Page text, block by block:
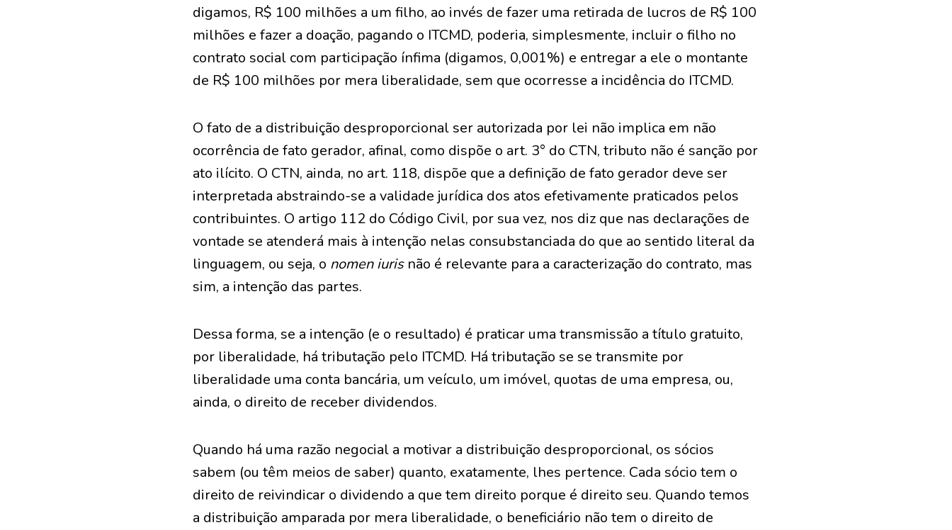
digamos, R$ 100 milhões a um filho, ao invés de fazer uma retirada de lucros de R$ 100
milhões e fazer a doação, pagando o ITCMD, poderia, simplesmente, incluir o filho no
contrato social com participação ínfima (digamos, 0,001%) e entregar a ele o montante
de R$ 100 milhões por mera liberalidade, sem que ocorresse a incidência do ITCMD.
O fato de a distribuição desproporcional ser autorizada por lei não implica em não
ocorrência de fato gerador, afinal, como dispõe o art. 3° do CTN, tributo não é sanção por
ato ilícito. O CTN, ainda, no art. 118, dispõe que a definição de fato gerador deve ser
interpretada abstraindo-se a validade jurídica dos atos efetivamente praticados pelos
contribuintes. O artigo 112 do Código Civil, por sua vez, nos diz que nas declarações de
vontade se atenderá mais à intenção nelas consubstanciada do que ao sentido literal da
linguagem, ou seja, o nomen iurisnão é relevante para a caracterização do contrato, mas
sim, a intenção das partes.
Dessa forma, se a intenção (e o resultado) é praticar uma transmissão a título gratuito,
por liberalidade, há tributação pelo ITCMD. Há tributação se se transmite por
liberalidade uma conta bancária, um veículo, um imóvel, quotas de uma empresa, ou,
ainda, o direito de receber dividendos.
Quando há uma razão negocial a motivar a distribuição desproporcional, os sócios
sabem (ou têm meios de saber) quanto, exatamente, lhes pertence. Cada sócio tem o
direito de reivindicar o dividendo a que tem direito porque é direito seu. Quando temos
a distribuição amparada por mera liberalidade, o beneficiário não tem o direito de